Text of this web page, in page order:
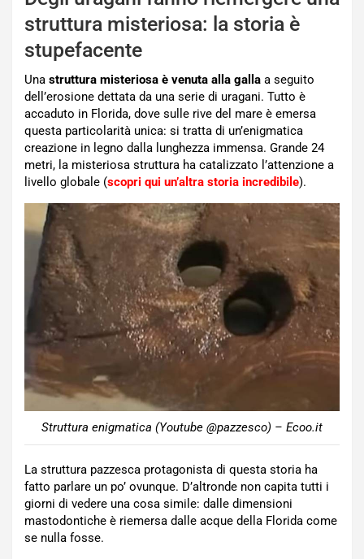
struttura misteriosa: la storia è
stupefacente
Una struttura misteriosa è venuta alla galla a seguito
dell’erosione dettata da una serie di uragani. Tutto è
accaduto in Florida, dove sulle rive del mare è emersa
questa particolarità unica: si tratta di un’enigmatica
creazione in legno dalla lunghezza immensa. Grande 24
metri, la misteriosa struttura ha catalizzato l’attenzione a
livello globale (scopri qui un’altra storia incredibile).
Struttura enigmatica (Youtube @pazzesco) – Ecoo.it
La struttura pazzesca protagonista di questa storia ha
fatto parlare un po’ ovunque. D’altronde non capita tutti i
giorni di vedere una cosa simile: dalle dimensioni
mastodontiche è riemersa dalle acque della Florida come
se nulla fosse.